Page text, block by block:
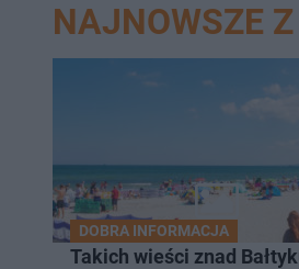
NAJNOWSZE
DOBRA INFORMACJA
Takich wieści znad